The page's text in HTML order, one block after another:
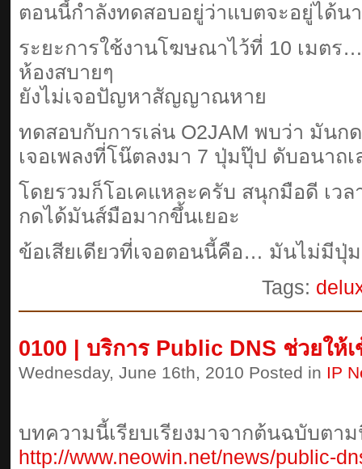
ตอนนี้กำลังทดสอบอยู่ว่าแบตจะอยู่ได้น
ระยะการใช้งานโฆษณาไว้ที่ 10 เมตร
ห้องสบายๆ
ยังไม่เจอปัญหาสัญญาณหาย
ทดสอบกับการเล่น O2JAM พบว่า มันก
เจอเพลงที่โน๊ตลงมา 7 ปุ่มปุ๊ป ดับอนาถเ
โดยรวมก็โอเคแหละครับ สนุกมือดี เวล
กดได้มันส์มือมากขึ้นเยอะ
ข้อเสียเดียวที่เจอตอนนี้คือ… มันไม่มีปุ่ม
Tags:
0100 | บริการ Public DNS ช่วยให้
Wednesday, June 16th, 2010 Posted in IP
บทความนี้เรียบเรียงมาจากต้นฉบับตา
http://www.neowin.net/news/public-